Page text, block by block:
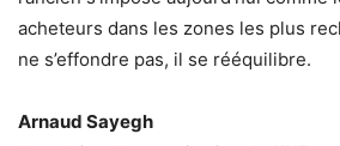
acheteurs dans les zones les plus
ne s’effondre pas, il se rééquilibre.
Arnaud Sayegh